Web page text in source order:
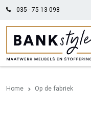
035 - 75 13 098
Home Op de fabriek